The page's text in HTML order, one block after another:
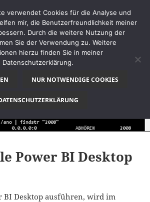
Power BI Desktop
BI Desktop ausführen, wird im
verwendet Cookies für die Analyse und
mir, die Benutzerfreundlichkeit meiner
Durch die weitere Nutzung der
Sie der Verwendung zu. Weitere
hierzu finden Sie in meiner
Datenschutzerklärung.
NUR NOTWENDIGE COOKIES